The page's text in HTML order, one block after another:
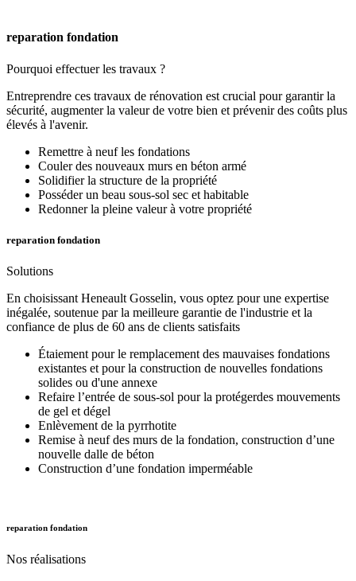
reparation fondation
Pourquoi effectuer les travaux ?
Entreprendre ces travaux de rénovation est crucial pour garantir la
sécurité, augmenter la valeur de votre bien et prévenir des coûts plus
élevés à l'avenir.
Remettre à neuf les fondations
Couler des nouveaux murs en béton armé
Solidifier la structure de la propriété
Posséder un beau sous-sol sec et habitable
Redonner la pleine valeur à votre propriété
reparation fondation
Solutions
En choisissant Heneault Gosselin, vous optez pour une expertise
inégalée, soutenue par la meilleure garantie de l'industrie et la
confiance de plus de 60 ans de clients satisfaits
Étaiement pour le remplacement des mauvaises fondations
existantes et pour la construction de nouvelles fondations
solides ou d'une annexe
Refaire l’entrée de sous-sol pour la protégerdes mouvements
de gel et dégel
Enlèvement de la pyrrhotite
Remise à neuf des murs de la fondation, construction d’une
nouvelle dalle de béton
Construction d’une fondation imperméable
reparation fondation
Nos réalisations